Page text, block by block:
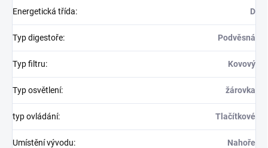
Energetická třída: D
Typ digestoře: Podvěsná
Typ filtru: Kovový
Typ osvětlení: žárovka
typ ovládání: Tlačítkové
Umístění vývodu: Nahoře